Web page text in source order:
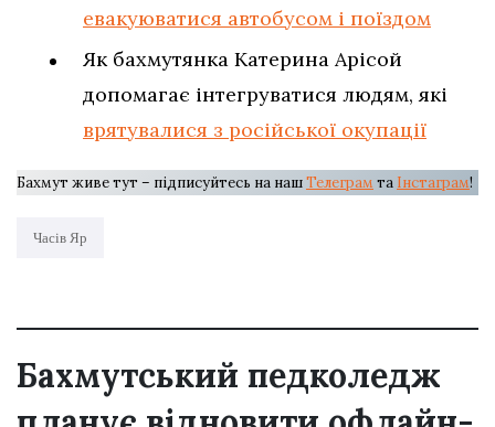
евакуюватися автобусом і поїздом
Як бахмутянка Катерина Арісой
допомагає інтегруватися людям, які
врятувалися з російської окупації
Бахмут живе тут – підписуйтесь на нашТелеграм та Інстаграм!
Часів Яр
Бахмутський педколедж